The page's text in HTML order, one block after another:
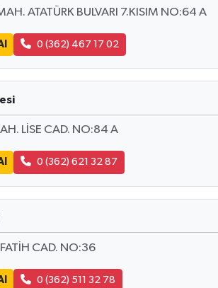
ATATÜRK BULVARI 7.KISIM NO:64 A
0 (362) 467 17 02
LİSE CAD. NO:84 A
0 (362) 621 32 87
CAD. NO:36
0 (362) 511 32 78